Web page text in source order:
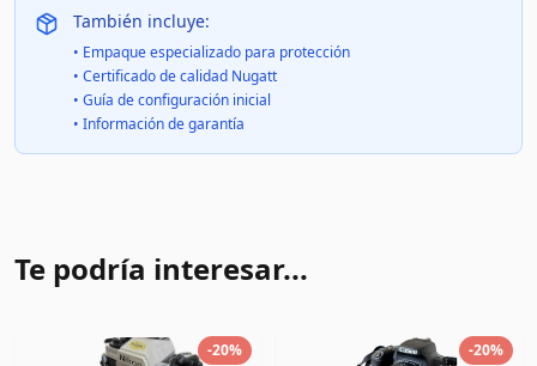
También incluye:
• Empaque especializado para protección
• Certificado de calidad Nugatt
• Guía de configuración inicial
• Información de garantía
Te podría interesar...
-20% -20%